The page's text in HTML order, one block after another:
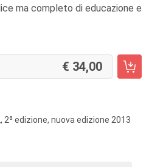
ma completo di educazione e
34,00
2a edizione, nuova edizione 2013